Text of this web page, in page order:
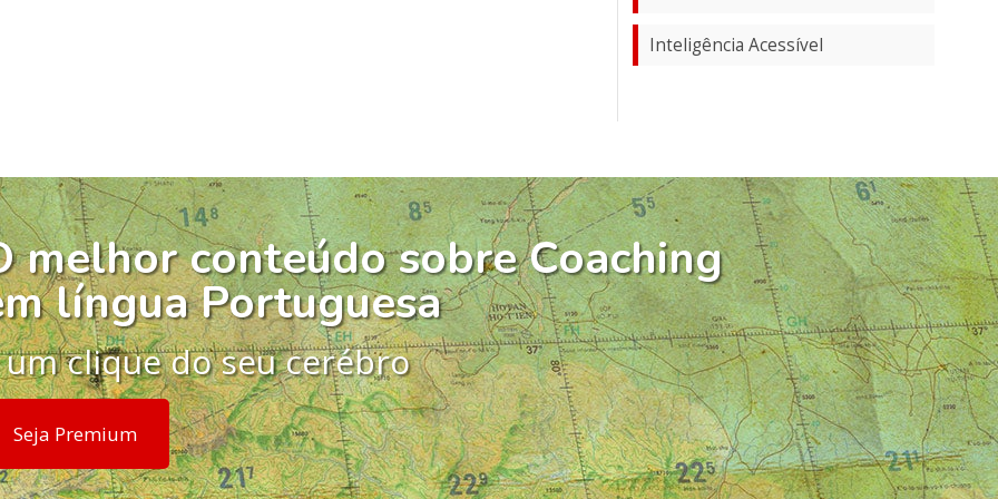
Inteligência Acessível
melhor conteúdo sobre Coaching
língua Portuguesa
um clique do seu cerébro
Seja Premium